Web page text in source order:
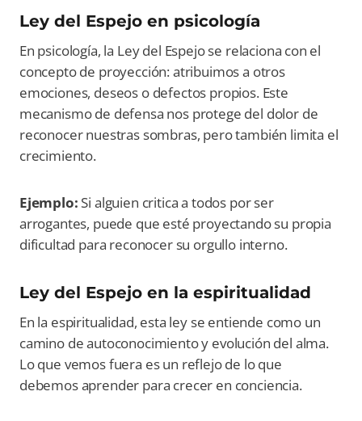
Ley del Espejo en psicología
En psicología, la Ley del Espejo se relaciona con el
concepto de proyección: atribuimos a otros
emociones, deseos o defectos propios. Este
mecanismo de defensa nos protege del dolor de
reconocer nuestras sombras, pero también limita el
crecimiento.
Ejemplo: Si alguien critica a todos por ser
arrogantes, puede que esté proyectando su propia
dificultad para reconocer su orgullo interno.
Ley del Espejo en la espiritualidad
En la espiritualidad, esta ley se entiende como un
camino de autoconocimiento y evolución del alma.
Lo que vemos fuera es un reflejo de lo que
debemos aprender para crecer en conciencia.